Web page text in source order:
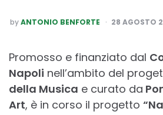
POSTED
BY
byANTONIO BENFORTE 28 AGOSTO
Promosso e finanziato dal
Napoli nell’ambito del
della Musica e curato da
Art, è in corso il progetto